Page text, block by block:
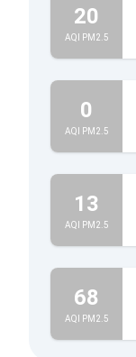
20
AQI PM2.5
0
AQI PM2.5
13
AQI PM2.5
68
AQI PM2.5